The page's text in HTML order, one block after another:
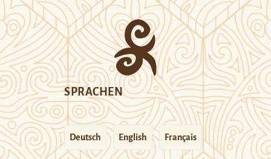
SPRACHEN
Deutsch English Français